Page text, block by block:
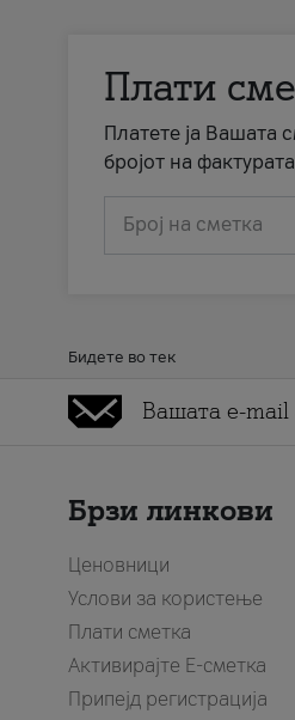
Плати
Платете ја Вашата
бројот на
Број на сметка
Бидете во тек
Брзи линкови
Ценовници
Услови за користење
Плати сметка
Активирајте Е-сметка
Припејд регистрација